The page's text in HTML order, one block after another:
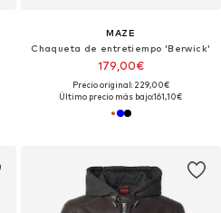
MAZE
Chaqueta de entretiempo 'Berwick'
179,00€
Precio original: 229,00€
Último precio más bajo:161,10€